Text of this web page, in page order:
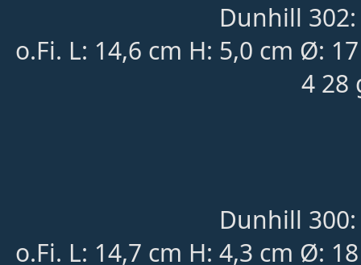
Dunhill
o.Fi. L: 14,6 cm H: 5,0 cm Ø:
4 28
Dunhill
o.Fi. L: 14,7 cm H: 4,3 cm Ø: